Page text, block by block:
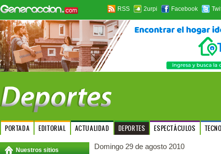
RSS 2urpi Facebook
PORTADA EDITORIAL ACTUALIDAD DEPORTES ESPECTÁCULOS
Nuestros sitios Domingo 29 de agosto 2010